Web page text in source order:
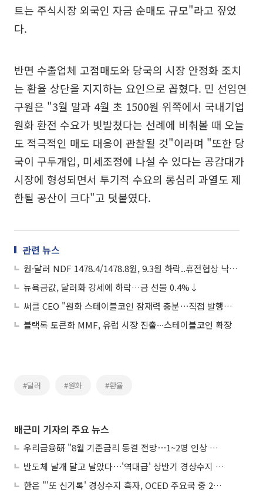
트는 주식시장 외국인 자금 순매도 규모"라고 짚었
다.
반면 수출업체 고점매도와 당국의 시장 안정화 조치
는 환율 상단을 지지하는 요인으로 꼽혔다. 민 선임연
구원은 "3월 말과 4월 초 1500원 위쪽에서 국내기업
원화 환전 수요가 빗발쳤다는 선례에 비춰볼 때 오늘
도 적극적인 매도 대응이 관찰될 것"이라며 "또한 당
국이 구두개입, 미세조정에 나설 수 있다는 공감대가
시장에 형성되면서 투기적 수요의 롱심리 과열도 제
한될 공산이 크다"고 덧붙였다.
관련 뉴스
원·달러 NDF 1478.4/1478.8원, 9.3원 하락..휴전협상 낙관론
뉴욕금값, 달러화 강세에 하락…금 선물 0.4%↓
써클 CEO "원화 스테이블코인 잠재력 충분⋯직접 발행은 안할 것"
블랙록 토큰화 MMF, 유럽 시장 진출∙∙∙스테이블코인 확장
#달러 #원화 #환율
배근미 기자의 주요 뉴스
우리금융硏 "8월 기준금리 동결 전망⋯1~2명 인상 소수의견 낼 것"
반도체 날개 달고 날았다⋯'역대급' 상반기 경상수지 흑자 2000억달러 육박
한은 "'또 신기록' 경상수지 흑자, OCED 주요국 중 2위⋯반도체 수출 효과"